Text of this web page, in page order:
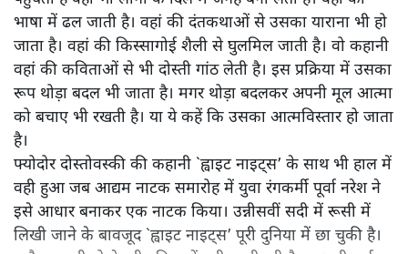
भाषा में ढल जाती है। वहां की दंतकथाओं से उसका याराना भी हो
जाता है। वहां की किस्सागोई शैली से घुलमिल जाती है। वो कहानी
वहां की कविताओं से भी दोस्ती गांठ लेती है। इस प्रक्रिया में उसका
रूप थोड़ा बदल भी जाता है। मगर थोड़ा बदलकर अपनी मूल आत्मा
को बचाए भी रखती है। या ये कहें कि उसका आत्मविस्तार हो जाता
है।
फ्योदोर दोस्तोवस्की की कहानी `ह्वाइट नाइट्स’ के साथ भी हाल में
वही हुआ जब आद्यम नाटक समारोह में युवा रंगकर्मी पूर्वा नरेश ने
इसे आधार बनाकर एक नाटक किया। उन्नीसवीं सदी में रूसी में
लिखी जाने के बावजूद `ह्वाइट नाइट्स’ पूरी दुनिया में छा चुकी है।